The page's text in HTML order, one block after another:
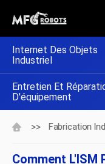
Internet Des Objets
Industriel
Entretien Et
D'équipement
>> Fabrication
Comment L'ISM